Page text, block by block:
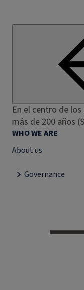
En el centro de
más de 200 años
WHO WE ARE
About us
Governance